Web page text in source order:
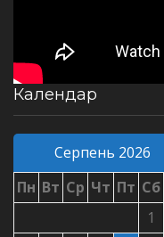
Календар
Серпень 2026
Пн Вт Ср Чт Пт Сб
1